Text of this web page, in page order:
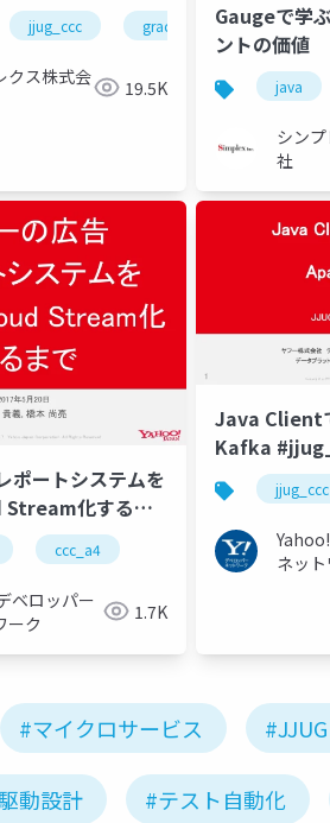
jjug_ccc gradle
クス株式会
19.5K
Gaugeで学
ントの価値
java
シン
社
ポートシステムを
化するま
ccc_a4
ベロッパー
ーク
1.7K
Java Client
Kafka
jjug_ccc
ネッ
#マイクロサービス #JJUG
動設計 #テスト自動化